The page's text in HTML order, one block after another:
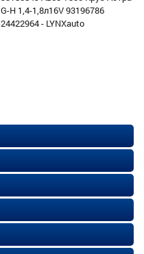
G-H 1,4-1,8л16V 93196786
24422964 - LYNXauto